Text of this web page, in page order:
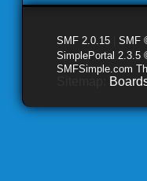
SMF 2.0.15 SMF
SimplePortal 2.3.5
SMFSimple.com